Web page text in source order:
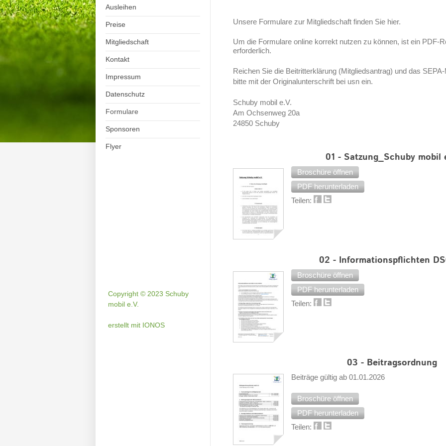
Ausleihen
Preise
Mitgliedschaft
Kontakt
Impressum
Datenschutz
Formulare
Sponsoren
Flyer
Unsere Formulare zur Mitgliedschaft finden Sie hier.
Um die Formulare online korrekt nutzen zu können, ist ein PDF-
erforderlich.
Reichen Sie die Beitritterklärung (Mitgliedsantrag) und das
bitte mit der Originalunterschrift bei usn ein.
Schuby mobil e.V.
Am Ochsenweg 20a
24850 Schuby
01 - Satzung_Schuby mobil
Broschüre öffnen
PDF herunterladen
Teilen:
02 - Informationspflichten
Broschüre öffnen
PDF herunterladen
Teilen:
03 - Beitragsordnung
Beiträge gültig ab 01.01.2026
Broschüre öffnen
PDF herunterladen
Teilen:
Copyright © 2023 Schuby
mobil e.V.
erstellt mit IONOS